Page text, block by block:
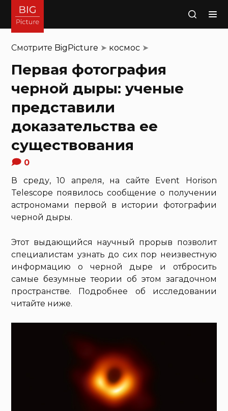
Поиск
Смотрите BigPicture ➤ космос ➤
Первая фотография
черной дыры: ученые
представили
доказательства ее
существования
0
В среду, 10 апреля, на сайте Event Horison
Telescope появилось сообщение о получении
астрономами первой в истории фотографии
черной дыры.
Этот выдающийся научный прорыв позволит
специалистам узнать до сих пор неизвестную
информацию о черной дыре и отбросить
самые безумные теории об этом загадочном
пространстве. Подробнее об исследовании
читайте ниже.